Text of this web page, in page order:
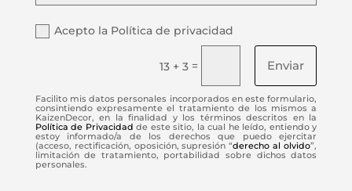
Acepto la Política de privacidad
13 + 3 = Enviar
Facilito mis datos personales incorporados en este formulario,
consintiendo expresamente el tratamiento de los mismos a
KaizenDecor, en la finalidad y los términos descritos en la
Política de Privacidad de este sitio, la cual he leído, entiendo y
estoy informado/a de los derechos que puedo ejercitar
(acceso, rectificación, oposición, supresión “derecho al olvido”,
limitación de tratamiento, portabilidad sobre dichos datos
personales.